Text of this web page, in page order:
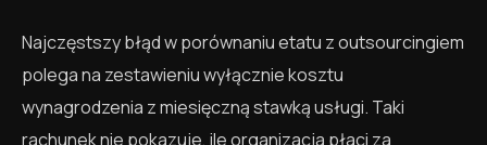
Najczęstszy błąd w porównaniu etatu z outsourcingiem
polega na zestawieniu wyłącznie kosztu
wynagrodzenia z miesięczną stawką usługi. Taki
rachunek nie pokazuje, ile organizacja płaci za